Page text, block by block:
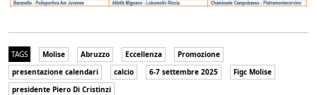
TAGS Molise Abruzzo Eccellenza
Promozione
presentazione calendari
calcio 6-7 settembre 2025
Figc Molise
presidente Piero Di Cristinzi